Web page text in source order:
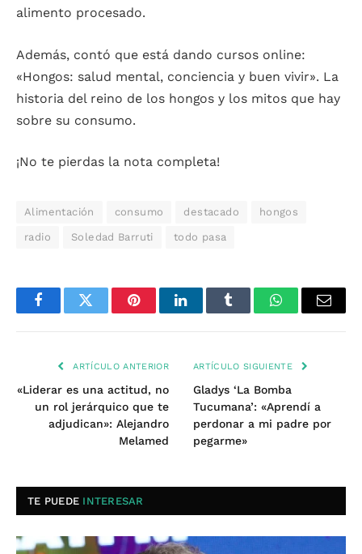
alimento procesado.
Además, contó que está dando cursos online:
«Hongos: salud mental, conciencia y buen vivir». La
historia del reino de los hongos y los mitos que hay
sobre su consumo.
¡No te pierdas la nota completa!
Alimentación consumo destacado hongos
radio Soledad Barruti todo pasa
FacebookTwitter PinterestLinkedInTumblr WhatsAppEmail
ARTÍCULO ANTERIOR
«Liderar es una actitud, no
un rol jerárquico que te
adjudican»: Alejandro
Melamed
ARTÍCULO SIGUIENTE
Gladys ‘La Bomba
Tucumana’: «Aprendí a
perdonar a mi padre por
pegarme»
TE PUEDE INTERESAR